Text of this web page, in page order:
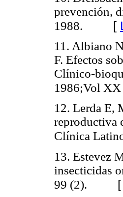
prevención,
1988.
[
11. Albiano
F. Efectos
Clínico-
1986;Vol
12. Lerda E,
reproductiva
Clínica
13. Estevez
insecticidas
99 (2).
[